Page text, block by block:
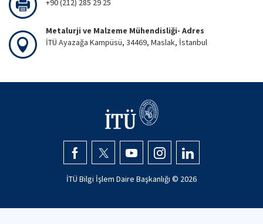
+90 (212) 285 29 25
Metalurji ve Malzeme Mühendisliği- Adres
İTÜ Ayazağa Kampüsü, 34469, Maslak, İstanbul
İTÜ Bilgi İşlem Daire Başkanlığı © 2026